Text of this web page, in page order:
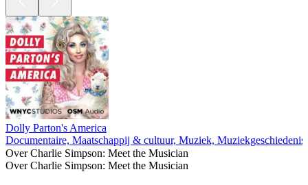
Dolly Parton's America
Documentaire, Maatschappij & cultuur, Muziek, Muziekgeschiedenis
Over Charlie Simpson: Meet the Musician
Over Charlie Simpson: Meet the Musician